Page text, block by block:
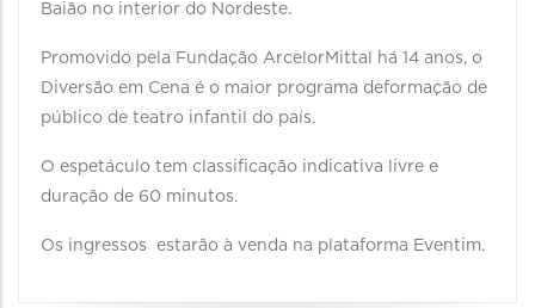
Baião no interior do Nordeste.
Promovido pela Fundação ArcelorMittal há 14 anos, o
Diversão em Cena é o maior programa deformação de
público de teatro infantil do país.
O espetáculo tem classificação indicativa livre e
duração de 60 minutos.
Os ingressos estarão à venda na plataforma Eventim.